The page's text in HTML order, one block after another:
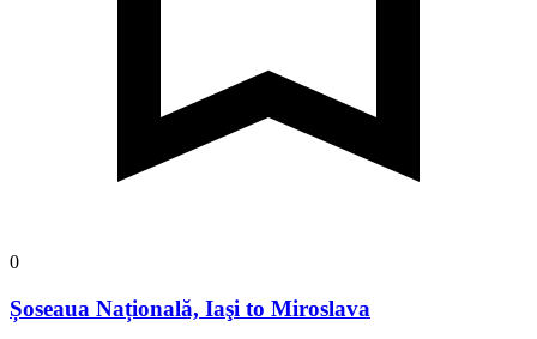
0
Șoseaua Națională, Iaşi to Miroslava